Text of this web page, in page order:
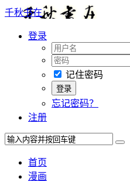
千秋书在
登录
记住密码
忘记密码？
注册
首页
漫画